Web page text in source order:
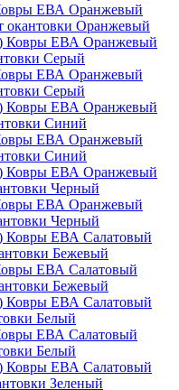
ЕВА Оранжевый
окантовки Оранжевый
ЕВА Оранжевый
Серый
ЕВА Оранжевый
Синий
ЕВА Оранжевый
Черный
ЕВА Салатовый
Бежевый
ЕВА Салатовый
Белый